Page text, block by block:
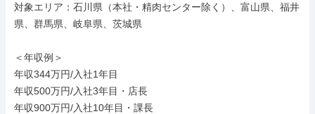
対象エリア：石川県（本社・精肉センター除く）、富山県、福井
県、群馬県、岐阜県、茨城県
＜年収例＞
年収344万円/入社1年目
年収500万円/入社3年目・店長
年収900万円/入社10年目・課長